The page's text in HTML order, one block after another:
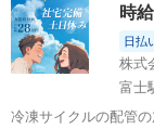
可能！...
時
日払
株式
富士
冷凍サイクルの配管